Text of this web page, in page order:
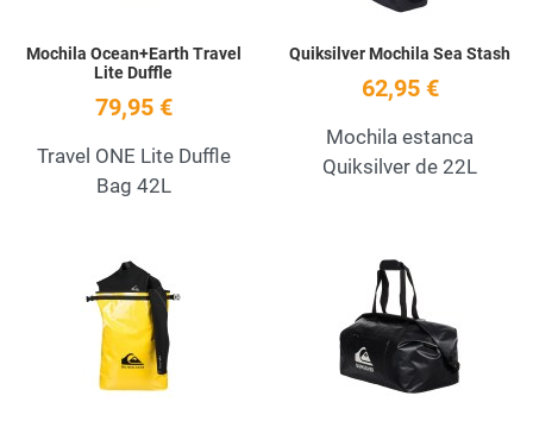
Mochila Ocean+Earth Travel
Lite Duffle
79,95 €
Travel ONE Lite Duffle
Bag 42L
Quiksilver Mochila Sea Stash
62,95 €
Mochila estanca
Quiksilver de 22L
Add to Wishlist